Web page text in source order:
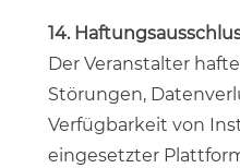
14.
Der Veranstalter
Störungen,
Verfügbarkeit von
eingesetzter